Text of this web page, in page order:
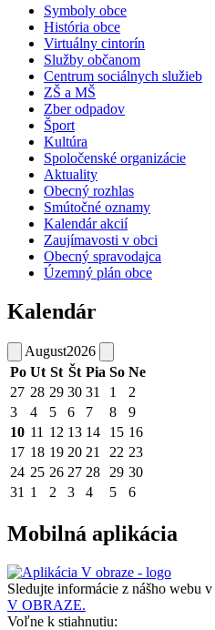
Symboly obce
História obce
Virtuálny cintorín
Služby občanom
Centrum sociálnych služieb
ZŠ a MŠ
Zber odpadov
Šport
Kultúra
Spoločenské organizácie
Aktuality
Obecný rozhlas
Smútočné oznamy
Kalendár akcií
Zaujímavosti v obci
Obecný spravodajca
Územný plán obce
Kalendár
August2026
Po Ut St Št Pia So Ne
27 28 29 30 31 1
2
3
4 5 6 7 8
9
10 11 12 13 14 15 16
17 18 19 20 21 22 23
24 25 26 27 28 29 30
31 1 2 3 4 5 6
Mobilná aplikácia
Sledujte informácie z nášho webu v
V OBRAZE.
Voľne k stiahnutiu: